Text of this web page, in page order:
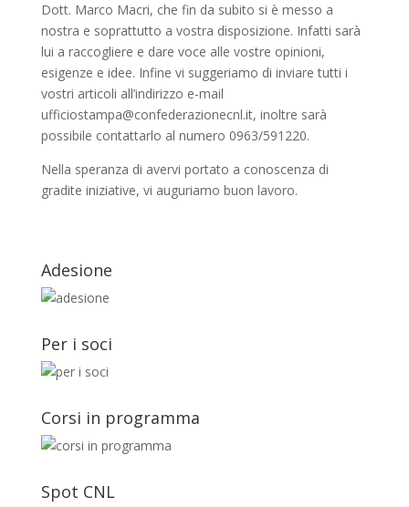
Dott. Marco Macri, che fin da subito si è messo a
nostra e soprattutto a vostra disposizione. Infatti sarà
lui a raccogliere e dare voce alle vostre opinioni,
esigenze e idee. Infine vi suggeriamo di inviare tutti i
vostri articoli all’indirizzo e-mail
ufficiostampa@confederazionecnl.it, inoltre sarà
possibile contattarlo al numero 0963/591220.
Nella speranza di avervi portato a conoscenza di
gradite iniziative, vi auguriamo buon lavoro.
Adesione
Per i soci
Corsi in programma
Spot CNL